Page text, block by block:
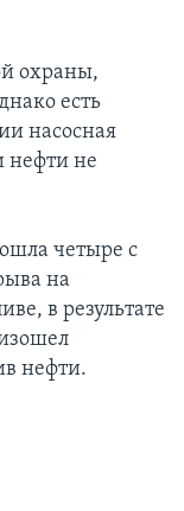
охраны,
есть
насосная
нефти не
четыре с
на
в результате
нефти.